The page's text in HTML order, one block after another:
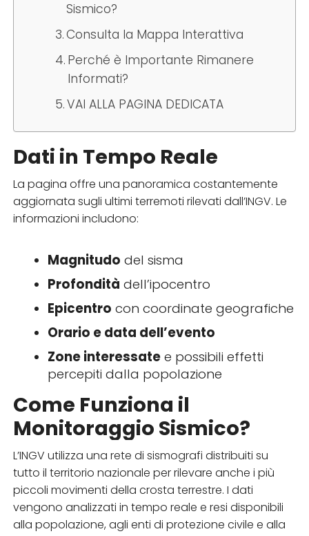
Sismico?
Consulta la Mappa Interattiva
Perché è Importante Rimanere
Informati?
VAI ALLA PAGINA DEDICATA
Dati in Tempo Reale
La pagina offre una panoramica costantemente
aggiornata sugli ultimi terremoti rilevati dall’INGV. Le
informazioni includono:
Magnitudo del sisma
Profondità dell’ipocentro
Epicentro con coordinate geografiche
Orario e data dell’evento
Zone interessatee possibili effetti
percepiti dalla popolazione
Come Funziona il
Monitoraggio Sismico?
L’INGV utilizza una rete di sismografi distribuiti su
tutto il territorio nazionale per rilevare anche i più
piccoli movimenti della crosta terrestre. I dati
vengono analizzati in tempo reale e resi disponibili
alla popolazione, agli enti di protezione civile e alla